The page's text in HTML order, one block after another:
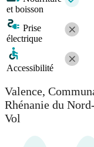
et boisson
Prise
électrique
Accessibilité
Valence,
Rhénanie du
Vol